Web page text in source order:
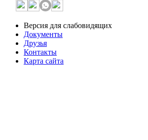
Версия для слабовидящих
Документы
Друзья
Контакты
Карта сайта